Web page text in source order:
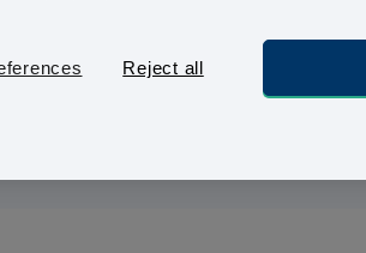
Die Herstellung dieser
Um weitere Informationen
Reject all